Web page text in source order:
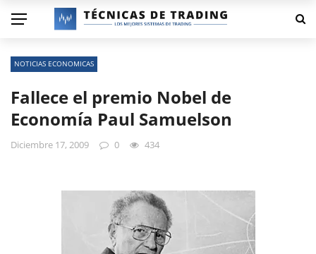
NOTICIAS ECONOMICAS
Fallece el premio Nobel de
Economía Paul Samuelson
Diciembre 17, 2009 0 434